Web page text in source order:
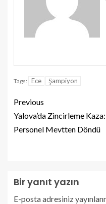
Tags: Ece Şampiyon
Previous
Yalova’da Zincirleme
Personel Mevtten Döndü
Bir yanıt yazın
E-posta adresiniz